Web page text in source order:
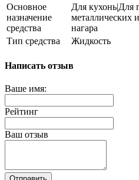
Основное
назначение
средства
Для кухонь|Для
металлических
нагара
Тип средства
Жидкость
Написать отзыв
Ваше имя:
Рейтинг
Ваш отзыв